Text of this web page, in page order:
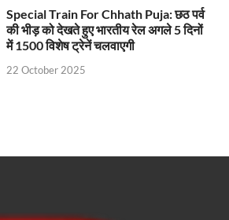
KP Maurya Statement: माफिया और समाजवादी पार्टी
FSSAI: जांच में अंडे पूरी तरह सुरक्षित पाए गए: FSSAI
Anil Vij Statement: कांग्रेस का अविश्वास प्रस्ताव
Special Train For Chhath Puja: छठ पर्व
की भीड़ को देखते हुए भारतीय रेल अगले 5 दिनों
में 1500 विशेष ट्रेनें चलवाएगी
22 October 2025